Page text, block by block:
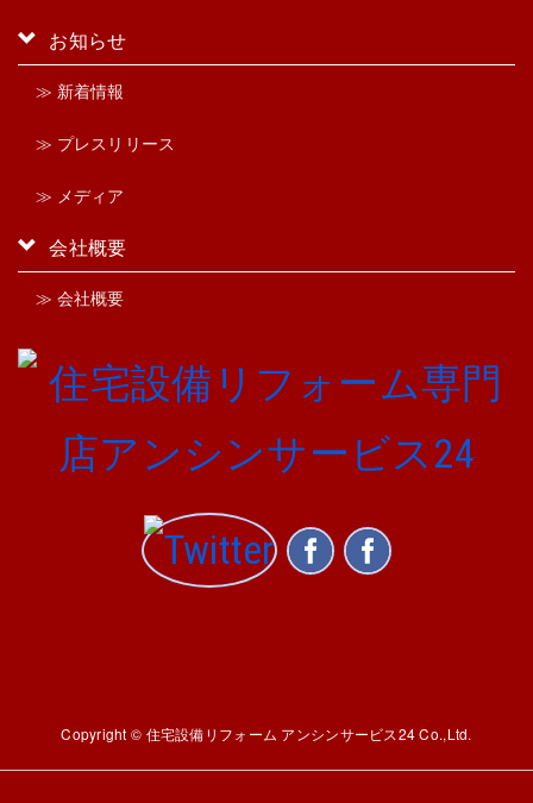
お知らせ
≫ 新着情報
≫ プレスリリース
≫ メディア
会社概要
≫ 会社概要
Copyright © 住宅設備リフォーム アンシンサービス24 Co.,Ltd.